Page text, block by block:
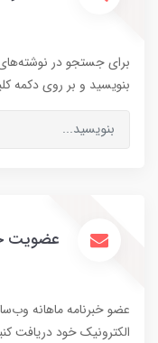
برای جستجو در
بنویسید و بر روی دکمه
عضویت
عضو خبرنامه ماهانه
الکترونیک خود دریافت